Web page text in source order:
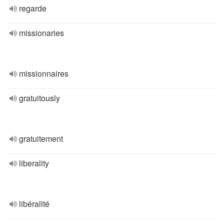
regarde
missionaries
missionnaires
gratuitously
gratuitement
liberality
libéralité